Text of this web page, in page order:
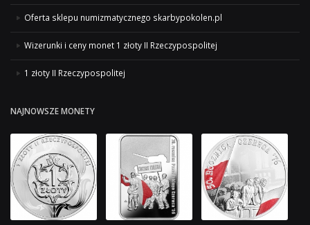
Oferta sklepu numizmatycznego skarbypokolen.pl
Wizerunki i ceny monet 1 złoty II Rzeczypospolitej
1 złoty II Rzeczypospolitej
NAJNOWSZE MONETY